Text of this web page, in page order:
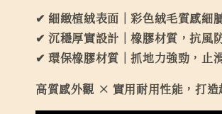
✔ 細緻植絨表面｜彩色絨毛質感細
✔ 沉穩厚實設計｜橡膠材質，抗風
✔ 環保橡膠材質｜抓地力強勁，止
高質感外觀 × 實用耐用性能，打造